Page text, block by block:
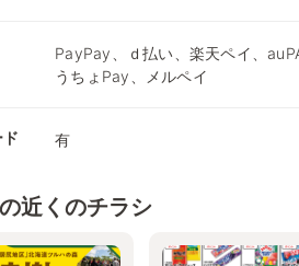
PayPay、ｄ払い、楽天ペイ、
うちょPay、メルペイ
有
近くのチラシ